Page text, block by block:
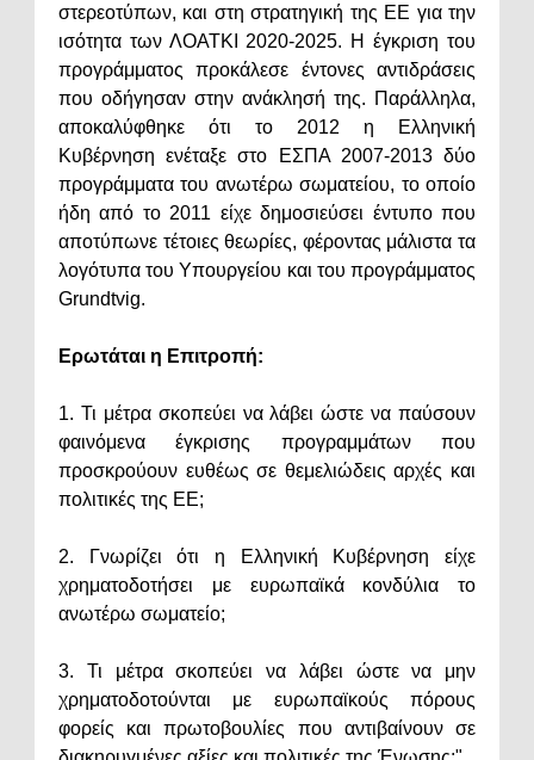
στερεοτύπων, και στη στρατηγική της ΕΕ για την
ισότητα των ΛΟΑΤΚΙ 2020-2025. Η έγκριση του
προγράμματος προκάλεσε έντονες αντιδράσεις
που οδήγησαν στην ανάκλησή της. Παράλληλα,
αποκαλύφθηκε ότι το 2012 η Ελληνική
Κυβέρνηση ενέταξε στο ΕΣΠΑ 2007-2013 δύο
προγράμματα του ανωτέρω σωματείου, το οποίο
ήδη από το 2011 είχε δημοσιεύσει έντυπο που
αποτύπωνε τέτοιες θεωρίες, φέροντας μάλιστα τα
λογότυπα του Υπουργείου και του προγράμματος
Grundtvig.
Ερωτάται η Επιτροπή:
1. Τι μέτρα σκοπεύει να λάβει ώστε να παύσουν
φαινόμενα έγκρισης προγραμμάτων που
προσκρούουν ευθέως σε θεμελιώδεις αρχές και
πολιτικές της ΕΕ;
2. Γνωρίζει ότι η Ελληνική Κυβέρνηση είχε
χρηματοδοτήσει με ευρωπαϊκά κονδύλια το
ανωτέρω σωματείο;
3. Τι μέτρα σκοπεύει να λάβει ώστε να μην
χρηματοδοτούνται με ευρωπαϊκούς πόρους
φορείς και πρωτοβουλίες που αντιβαίνουν σε